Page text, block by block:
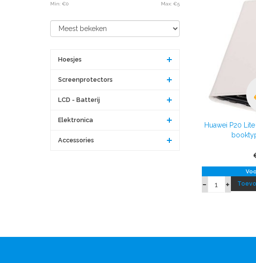
Min: €0 Max: €5
Hoesjes
Screenprotectors
LCD - Batterij
Elektronica
Accessories
Huawei P20